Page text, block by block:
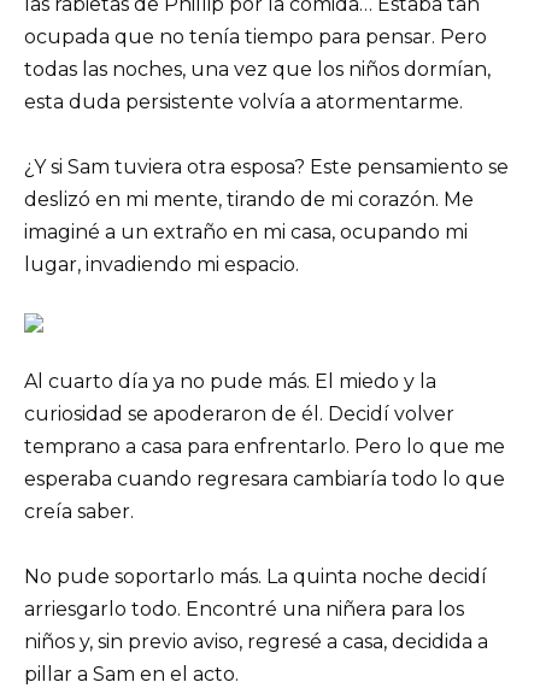
ocupada que no tenía tiempo para pensar. Pero
todas las noches, una vez que los niños dormían,
esta duda persistente volvía a atormentarme.
¿Y si Sam tuviera otra esposa? Este pensamiento se
deslizó en mi mente, tirando de mi corazón. Me
imaginé a un extraño en mi casa, ocupando mi
lugar, invadiendo mi espacio.
Al cuarto día ya no pude más. El miedo y la
curiosidad se apoderaron de él. Decidí volver
temprano a casa para enfrentarlo. Pero lo que me
esperaba cuando regresara cambiaría todo lo que
creía saber.
No pude soportarlo más. La quinta noche decidí
arriesgarlo todo. Encontré una niñera para los
niños y, sin previo aviso, regresé a casa, decidida a
pillar a Sam en el acto.